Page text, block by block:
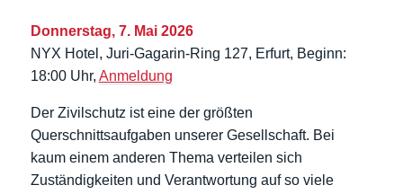
Donnerstag, 7. Mai 2026
NYX Hotel, Juri-Gagarin-Ring 127, Erfurt, Beginn:
18:00 Uhr, Anmeldung
Der Zivilschutz ist eine der größten
Querschnittsaufgaben unserer Gesellschaft. Bei
kaum einem anderen Thema verteilen sich
Zuständigkeiten und Verantwortung auf so viele